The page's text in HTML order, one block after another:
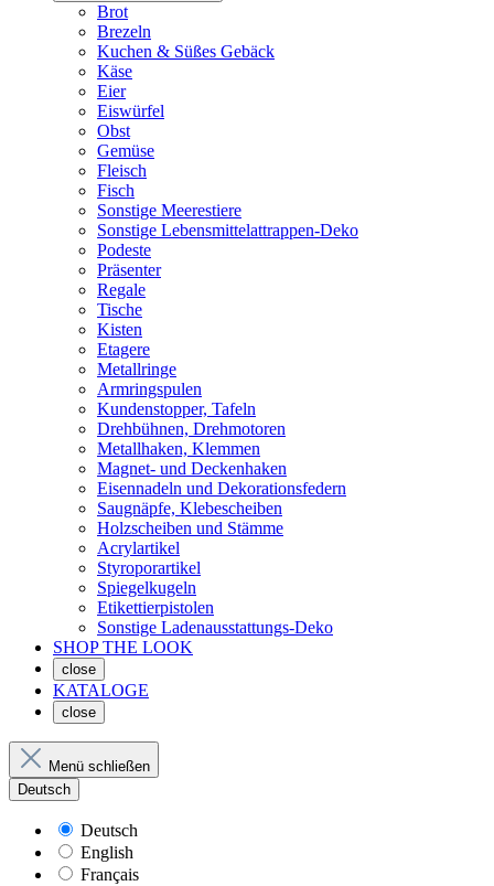
Brot
Brezeln
Kuchen & Süßes Gebäck
Käse
Eier
Eiswürfel
Obst
Gemüse
Fleisch
Fisch
Sonstige Meerestiere
Sonstige Lebensmittelattrappen-Deko
Podeste
Präsenter
Regale
Tische
Kisten
Etagere
Metallringe
Armringspulen
Kundenstopper, Tafeln
Drehbühnen, Drehmotoren
Metallhaken, Klemmen
Magnet- und Deckenhaken
Eisennadeln und Dekorationsfedern
Saugnäpfe, Klebescheiben
Holzscheiben und Stämme
Acrylartikel
Styroporartikel
Spiegelkugeln
Etikettierpistolen
Sonstige Ladenausstattungs-Deko
SHOP THE LOOK
close
KATALOGE
close
Menü schließen
Deutsch
Deutsch
English
Français